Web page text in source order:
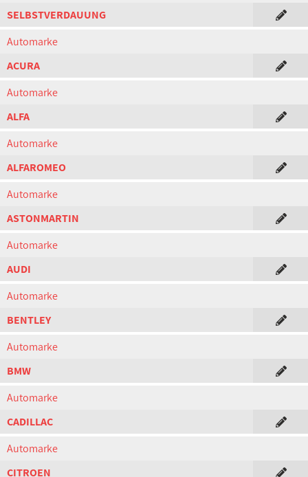
SELBSTVERDAUUNG
Automarke
ACURA
Automarke
ALFA
Automarke
ALFAROMEO
Automarke
ASTONMARTIN
Automarke
AUDI
Automarke
BENTLEY
Automarke
BMW
Automarke
CADILLAC
Automarke
CITROEN